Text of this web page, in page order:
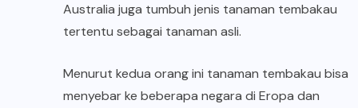
Australia juga tumbuh jenis tanaman tembakau
tertentu sebagai tanaman asli.
Menurut kedua orang ini tanaman tembakau bisa
menyebar ke beberapa negara di Eropa dan